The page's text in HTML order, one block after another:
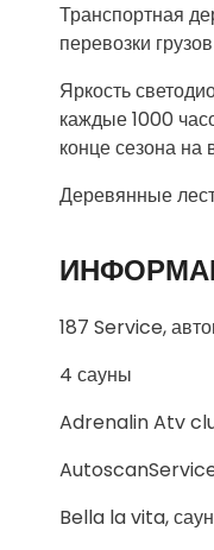
Транспортная
перевозки грузов
Яркость
каждые 1000
конце сезона
Деревянные
187 Service,
4 сауны
Adrenalin Atv
Bella la vita,